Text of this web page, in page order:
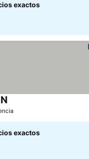
exactos
exactos